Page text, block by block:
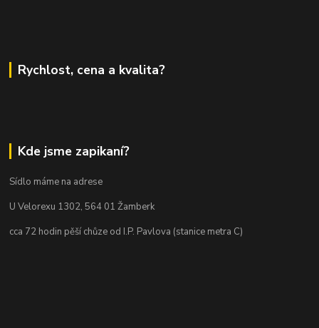
Rychlost, cena a kvalita?
Kde jsme zapikaní?
Sídlo máme na adrese
U Velorexu 1302, 564 01 Žamberk
cca 72 hodin pěší chůze od I.P. Pavlova (stanice metra C)